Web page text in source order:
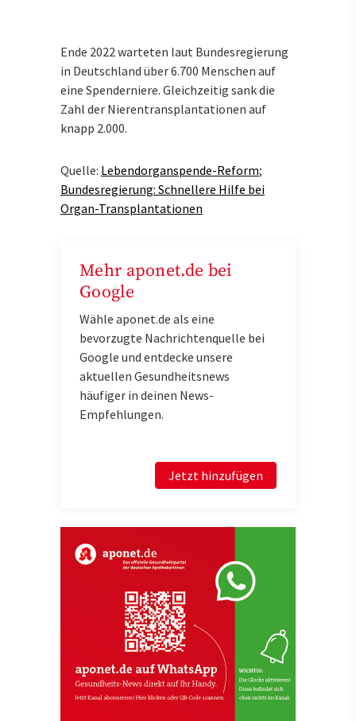
Ende 2022 warteten laut Bundesregierung
in Deutschland über 6.700 Menschen auf
eine Spenderniere. Gleichzeitig sank die
Zahl der Nierentransplantationen auf
knapp 2.000.
Quelle: Lebendorganspende-Reform;
Bundesregierung: Schnellere Hilfe bei
Organ-Transplantationen
Mehr aponet.de bei
Google
Wähle aponet.de als eine
bevorzugte Nachrichtenquelle bei
Google und entdecke unsere
aktuellen Gesundheitsnews
häufiger in deinen News-
Empfehlungen.
Jetzt hinzufügen